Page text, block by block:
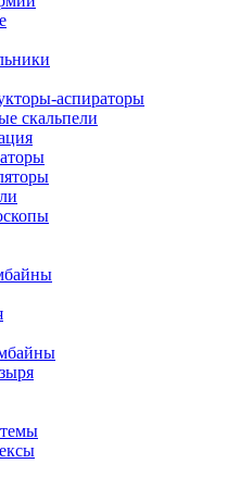
аспираторы
скальпели